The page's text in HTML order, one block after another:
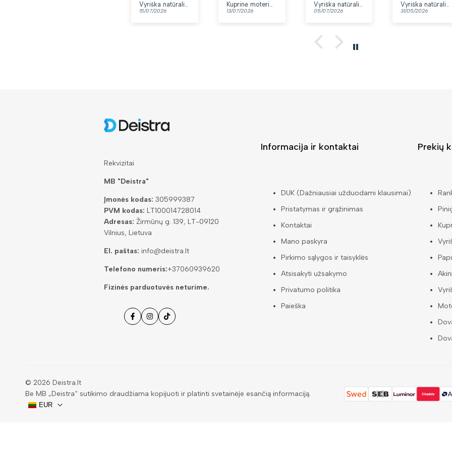
15/07/2026
yra du skyriai.
👍
13/07/2026 05/07/2026 31/05/2026
Rekvizitai
MB "Deistra"
Įmonės kodas: 305999387
PVM kodas: LT100014728014
Adresas: Žirmūnų g. 139, LT-09120
Vilnius, Lietuva
El. paštas: info@deistra.lt
Telefono numeris:+37060939620
Fizinės parduotuvės neturime.
FacebookInstagramas
Tiktok
Informacija ir kontaktai
DUK (Dažniausiai užduodami klausimai)
Pristatymas ir grąžinimas
Kontaktai
Mano paskyra
Pirkimo sąlygos ir taisyklės
Atsisakyti užsakymo
Privatumo politika
Paieška
Prekių
© 2026 Deistra.lt
Be MB „Deistra“ sutikimo draudžiama kopijuoti ir platinti svetainėje esančią informaciją.
EUR